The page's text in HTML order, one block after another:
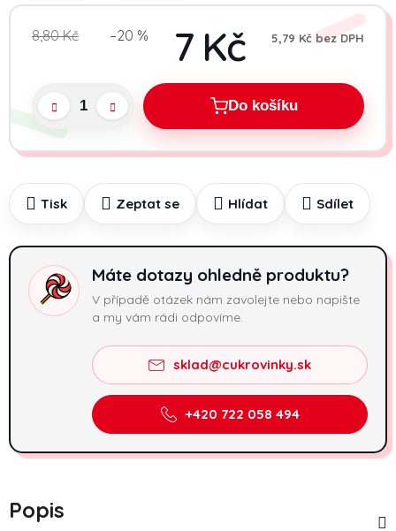
8,80 Kč –20 % 7 Kč
5,79 Kč bez DPH
Do košíku
Tisk Zeptat se Hlídat Sdílet
Máte dotazy ohledně produktu?
V případě otázek nám zavolejte nebo napište
a my vám rádi odpovíme.
sklad@cukrovinky.sk
+420 722 058 494
Popis